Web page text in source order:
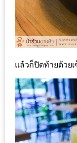
กระทะ
&
ทะเล
เชียงใหม่
งบ
ไม่
บาน
ปลาย
ไม่
แล้วก็ปิดท้ายด้วย